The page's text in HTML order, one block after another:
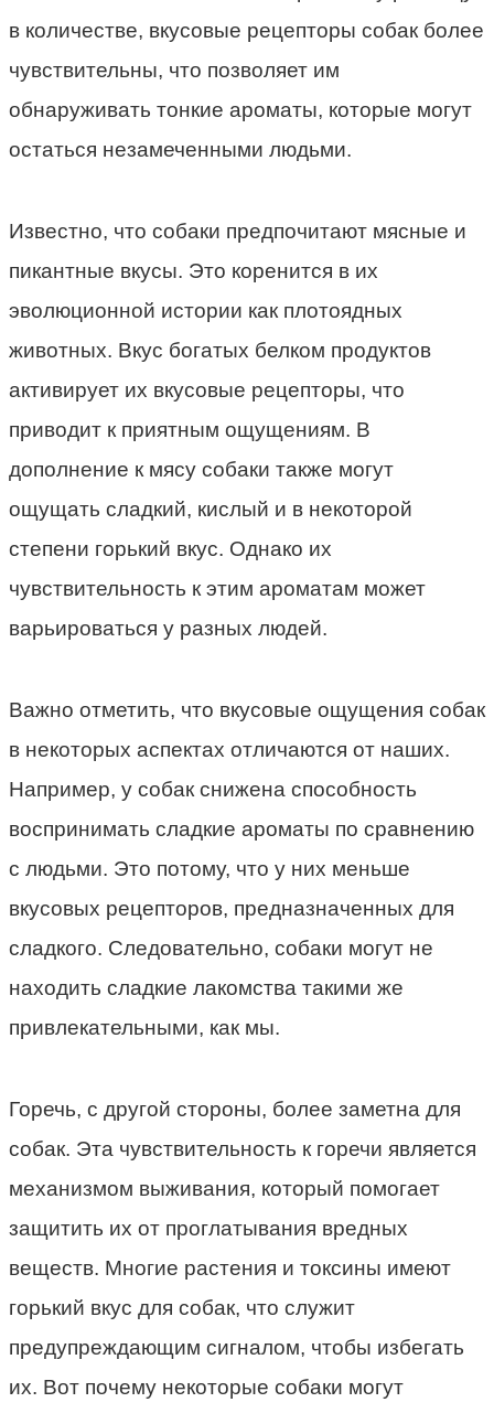
в количестве, вкусовые рецепторы собак более
чувствительны, что позволяет им
обнаруживать тонкие ароматы, которые могут
остаться незамеченными людьми.
Известно, что собаки предпочитают мясные и
пикантные вкусы. Это коренится в их
эволюционной истории как плотоядных
животных. Вкус богатых белком продуктов
активирует их вкусовые рецепторы, что
приводит к приятным ощущениям. В
дополнение к мясу собаки также могут
ощущать сладкий, кислый и в некоторой
степени горький вкус. Однако их
чувствительность к этим ароматам может
варьироваться у разных людей.
Важно отметить, что вкусовые ощущения собак
в некоторых аспектах отличаются от наших.
Например, у собак снижена способность
воспринимать сладкие ароматы по сравнению
с людьми. Это потому, что у них меньше
вкусовых рецепторов, предназначенных для
сладкого. Следовательно, собаки могут не
находить сладкие лакомства такими же
привлекательными, как мы.
Горечь, с другой стороны, более заметна для
собак. Эта чувствительность к горечи является
механизмом выживания, который помогает
защитить их от проглатывания вредных
веществ. Многие растения и токсины имеют
горький вкус для собак, что служит
предупреждающим сигналом, чтобы избегать
их. Вот почему некоторые собаки могут